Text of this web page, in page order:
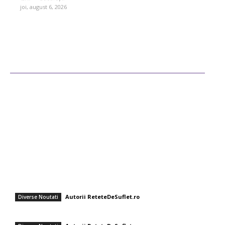
joi, august 6, 2026
Diverse Noutati
Autorii ReteteDeSuflet.ro